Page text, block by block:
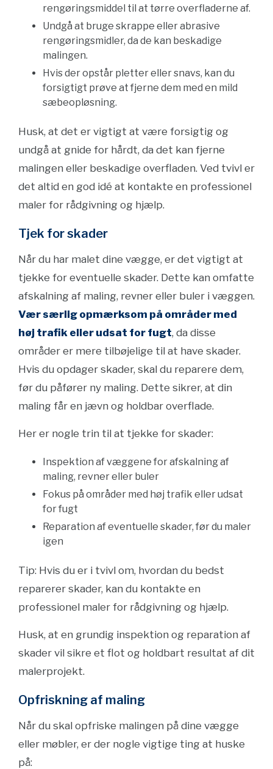
rengøringsmiddel til at tørre overfladerne af.
Undgå at bruge skrappe eller abrasive
rengøringsmidler, da de kan beskadige
malingen.
Hvis der opstår pletter eller snavs, kan du
forsigtigt prøve at fjerne dem med en mild
sæbeopløsning.
Husk, at det er vigtigt at være forsigtig og
undgå at gnide for hårdt, da det kan fjerne
malingen eller beskadige overfladen. Ved tvivl er
det altid en god idé at kontakte en professionel
maler for rådgivning og hjælp.
Tjek for skader
Når du har malet dine vægge, er det vigtigt at
tjekke for eventuelle skader. Dette kan omfatte
afskalning af maling, revner eller buler i væggen.
Vær særlig opmærksom på områder med
høj trafik eller udsat for fugt, da disse
områder er mere tilbøjelige til at have skader.
Hvis du opdager skader, skal du reparere dem,
før du påfører ny maling. Dette sikrer, at din
maling får en jævn og holdbar overflade.
Her er nogle trin til at tjekke for skader:
Inspektion af væggene for afskalning af
maling, revner eller buler
Fokus på områder med høj trafik eller udsat
for fugt
Reparation af eventuelle skader, før du maler
igen
Tip: Hvis du er i tvivl om, hvordan du bedst
reparerer skader, kan du kontakte en
professionel maler for rådgivning og hjælp.
Husk, at en grundig inspektion og reparation af
skader vil sikre et flot og holdbart resultat af dit
malerprojekt.
Opfriskning af maling
Når du skal opfriske malingen på dine vægge
eller møbler, er der nogle vigtige ting at huske
på: